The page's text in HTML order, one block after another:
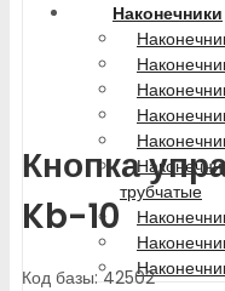
Наконечники
трубчатые
Кнопка
Kb-10
Код базы: 42502